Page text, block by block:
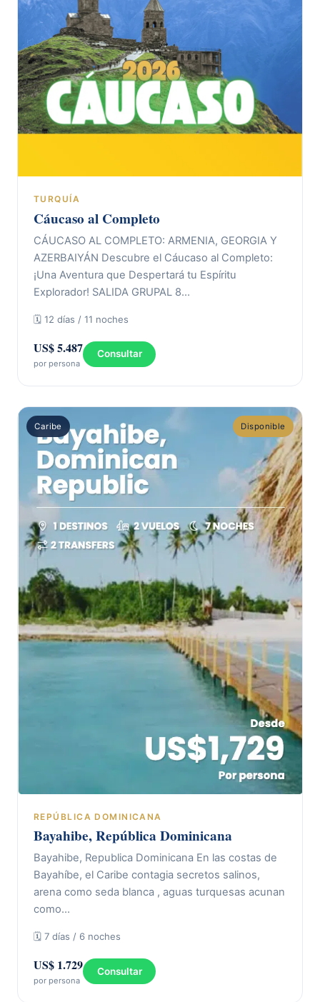
TURQUÍA
Cáucaso al Completo
CÁUCASO AL COMPLETO: ARMENIA, GEORGIA Y
AZERBAIYÁN Descubre el Cáucaso al Completo:
¡Una Aventura que Despertará tu Espíritu
Explorador! SALIDA GRUPAL 8…
🗓 12 días / 11 noches
US$ 5.487
por persona
Consultar
Caribe Disponible
REPÚBLICA DOMINICANA
Bayahibe, República Dominicana
Bayahibe, Republica Dominicana En las costas de
Bayahíbe, el Caribe contagia secretos salinos,
arena como seda blanca , aguas turquesas acunan
como…
🗓 7 días / 6 noches
US$ 1.729
por persona
Consultar